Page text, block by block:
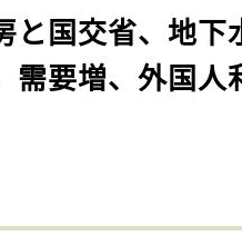
と国交省、地下
需要増、外国人